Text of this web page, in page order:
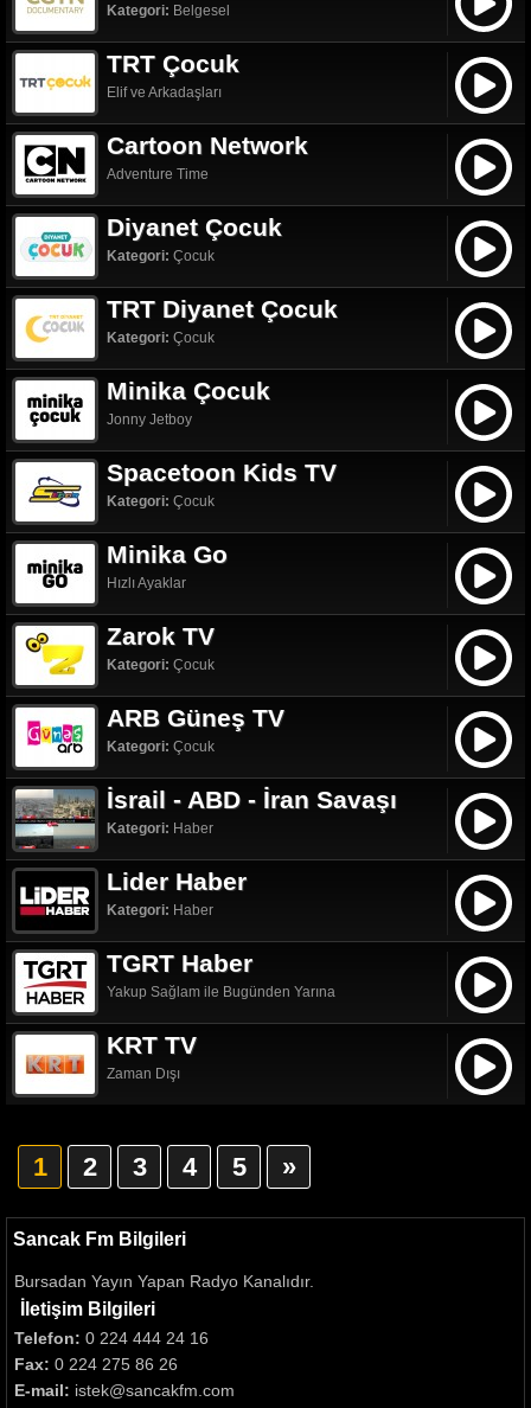
Kategori: Belgesel
TRT Çocuk
Elif ve Arkadaşları
Cartoon Network
Adventure Time
Diyanet Çocuk
Kategori: Çocuk
TRT Diyanet Çocuk
Kategori: Çocuk
Minika Çocuk
Jonny Jetboy
Spacetoon Kids TV
Kategori: Çocuk
Minika Go
Hızlı Ayaklar
Zarok TV
Kategori: Çocuk
ARB Güneş TV
Kategori: Çocuk
İsrail - ABD - İran Savaşı
Kategori: Haber
Lider Haber
Kategori: Haber
TGRT Haber
Yakup Sağlam ile Bugünden Yarına
KRT TV
Zaman Dışı
1 2 3 4 5 »
Sancak Fm Bilgileri
Bursadan Yayın Yapan Radyo Kanalıdır.
İletişim Bilgileri
Telefon: 0 224 444 24 16
Fax: 0 224 275 86 26
E-mail: istek@sancakfm.com